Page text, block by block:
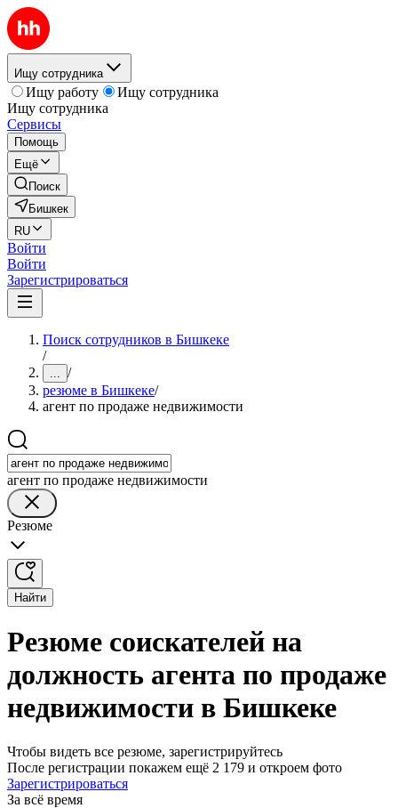
Ищу сотрудника
Ищу работу
Ищу сотрудника
Ищу сотрудника
Сервисы
Помощь
Ещё
Поиск
Бишкек
RU
Войти
Войти
Зарегистрироваться
Поиск сотрудников в Бишкеке
/
... /
резюме в Бишкеке/
агент по продаже недвижимости
агент по продаже недвижимости
Резюме
Найти
Резюме соискателей на
должность агента по продаже
недвижимости в Бишкеке
Чтобы видеть все резюме, зарегистрируйтесь
После регистрации покажем ещё 2 179 и откроем фото
Зарегистрироваться
За всё время